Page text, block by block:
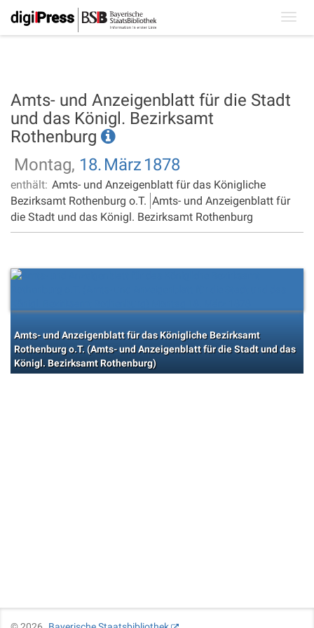
Amts- und Anzeigenblatt für die Stadt
und das Königl. Bezirksamt
Rothenburg
Montag, 18. März 1878
enthält: Amts- und Anzeigenblatt für das Königliche
Bezirksamt Rothenburg o.T. Amts- und Anzeigenblatt für
die Stadt und das Königl. Bezirksamt Rothenburg
Amts- und Anzeigenblatt für das Königliche Bezirksamt
Rothenburg o.T. (Amts- und Anzeigenblatt für die Stadt und das
Königl. Bezirksamt Rothenburg)